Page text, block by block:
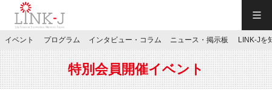
JP／EN
イベント プログラム インタビュー・コラム ニュース・掲示板 LINK-Jを
特別会員開催イベント